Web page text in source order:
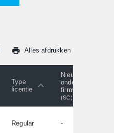
Alles afdrukken
Type
licentie
Nieuwste
ondersteunde
firmware
(SC)
Regular -